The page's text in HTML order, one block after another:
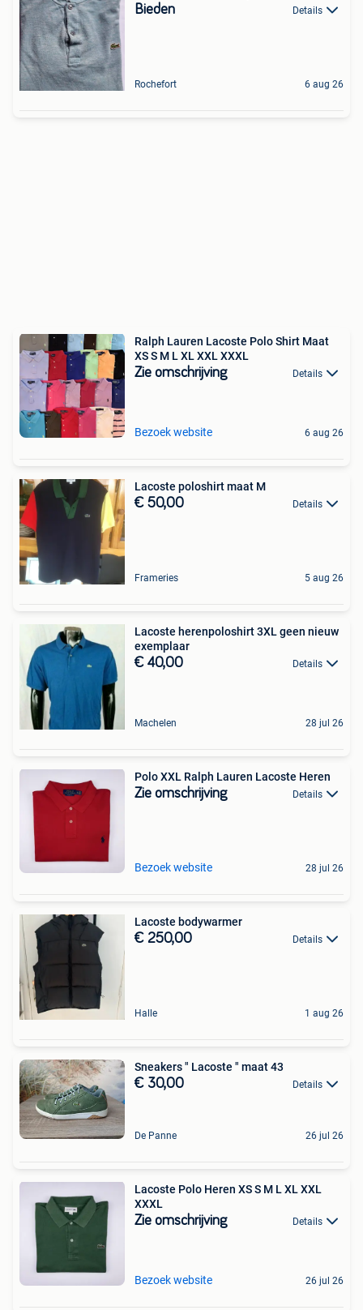
Bieden Details
Rochefort 6 aug 26
Ralph Lauren Lacoste Polo Shirt Maat
XS S M L XL XXL XXXL
Zie omschrijving Details
Bezoek website 6 aug 26
Lacoste poloshirt maat M
€ 50,00 Details
Frameries 5 aug 26
Lacoste herenpoloshirt 3XL geen nieuw
exemplaar
€ 40,00 Details
Machelen 28 jul 26
Polo XXL Ralph Lauren Lacoste Heren
Zie omschrijving Details
Bezoek website 28 jul 26
Lacoste bodywarmer
€ 250,00 Details
Halle 1 aug 26
Sneakers " Lacoste " maat 43
€ 30,00 Details
De Panne 26 jul 26
Lacoste Polo Heren XS S M L XL XXL
XXXL
Zie omschrijving Details
Bezoek website 26 jul 26